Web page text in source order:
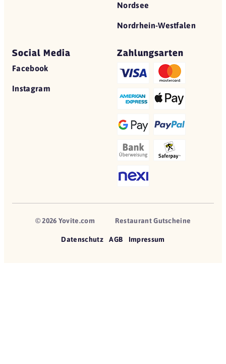
Nordsee
Nordrhein-Westfalen
Social Media
Facebook
Instagram
Zahlungsarten
© 2026 Yovite.com Restaurant Gutscheine
Datenschutz AGB Impressum